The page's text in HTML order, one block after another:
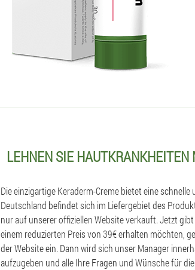
LEHNEN SIE
Die einzigartige Keraderm-Creme bietet eine
Deutschland befindet sich im Liefergebiet des
nur auf unserer offiziellen Website verkauft. Jetzt
einem reduzierten Preis von 39€ erhalten möchten,
der Website ein. Dann wird sich unser Manager
aufzugeben und alle Ihre Fragen und Wünsche für